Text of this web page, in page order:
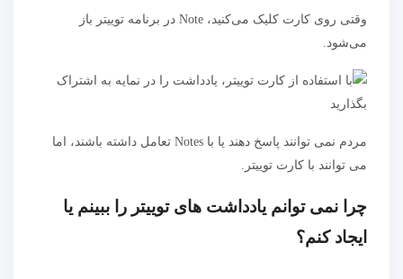
وقتی روی کارت کلیک می‌کنید، Note در برنامه توییتر باز
می‌شود.
مردم نمی توانند پاسخ دهند یا با Notes تعامل داشته باشند، اما
می توانند با کارت توییتر.
چرا نمی توانم یادداشت های توییتر را ببینم یا
ایجاد کنم؟